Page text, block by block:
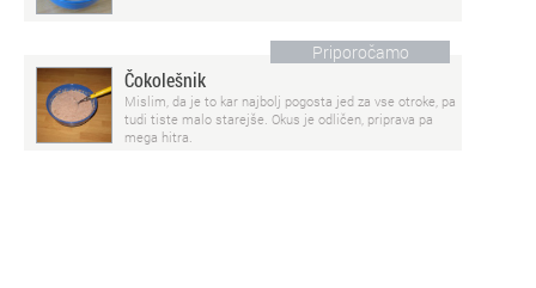
Priporočamo
Čokolešnik
Mislim, da je to kar najbolj pogosta jed za vse otroke, pa
tudi tiste malo starejše. Okus je odličen, priprava pa
mega hitra.